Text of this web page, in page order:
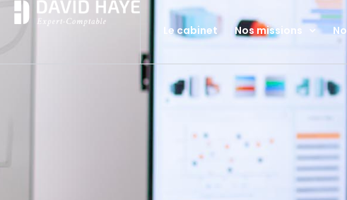
Le cabinet Nos missions